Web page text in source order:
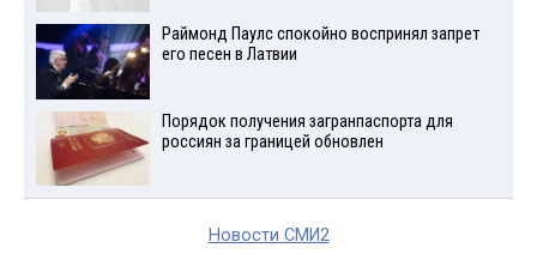
Раймонд Паулс спокойно воспринял запрет
его песен в Латвии
Порядок получения загранпаспорта для
россиян за границей обновлен
Новости СМИ2